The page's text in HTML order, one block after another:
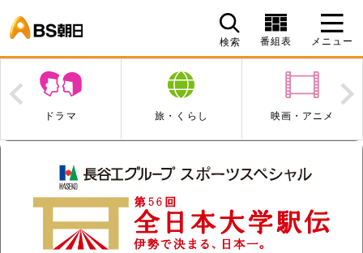
検索 番組表 メニュー
ドラマ 旅・くらし 映画・アニメ
Prev